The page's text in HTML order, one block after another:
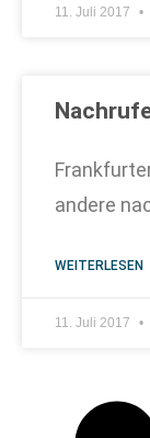
11. Juli 2017
andere
WEITERLESEN
11. Juli 2017